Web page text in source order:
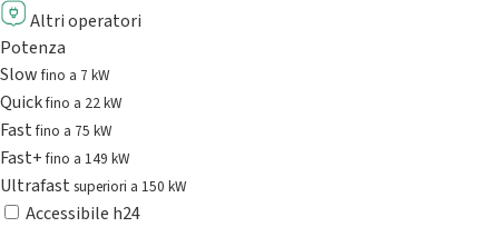
Altri operatori
Potenza
Slowfino a 7 kW
Quickfino a 22 kW
Fastfino a 75 kW
Fast+fino a 149 kW
Ultrafast superiori a 150 kW
Accessibile h24